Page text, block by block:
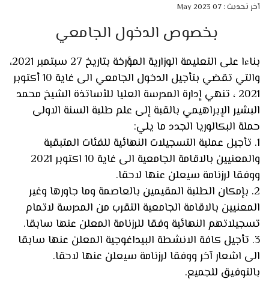
آخر تحديث : 07 May 2023
بخصوص الدخول الجامعي
بناءا على التعليمة الوزارية المؤرخة بتاريخ 27 سبتمبر 2021،
والتي تقضي بتأجيل الدخول الجامعي الى غاية 10 أكتوبر
2021 ، تنهي إدارة المدرسة العليا للأساتذة الشيخ محمد
البشير الإبراهيمي بالقبة إلى علم طلبة السنة الاولى
حملة البكالوريا الجدد ما يلي:
1. تأجيل عملية التسجيلات النهائية للفئات المتبقية
والمعنيين بالاقامة الجامعية الى غاية 10 اكتوبر 2021
ووفقا لرزنامة سيعلن عنها لاحقا.
2. بإمكان الطلبة المقيمين بالعاصمة وما جاورها وغير
المعنيين بالاقامة الجامعية التقرب من المدرسة لاتمام
تسجيلاتهم النهائية وفقا للرزنامة المعلن عنها سابقا.
3. تأجيل كافة الانشطة البيداغوجية المعلن عنها سابقا
الى اشعار آخر ووفقا لرزنامة سيعلن عنها لاحقا.
بالتوفيق للجميع.